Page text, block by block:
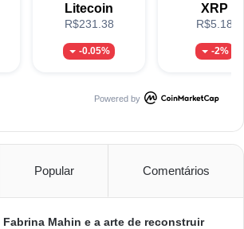
Litecoin
R$231.38
-0.05%
XRP
R$5.18
-2%
Powered by
Popular Comentários
Fabrina Mahin e a arte de reconstruir